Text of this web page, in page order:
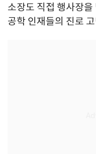
소장도 직접 행사장
공학 인재들의 진로